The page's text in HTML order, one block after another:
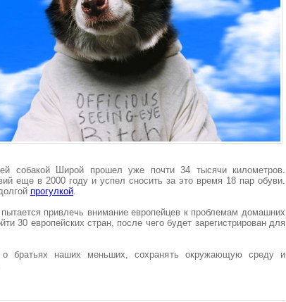
собакой Широй прошел уже почти 34 тысячи километров.
еще в 2000 году и успел сносить за это время 18 пар обуви.
прогулкой.
привлечь внимание европейцев к проблемам домашних
30 европейских стран, после чего будет зарегистрирован для
о братьях наших меньших, сохранять окружающую среду и